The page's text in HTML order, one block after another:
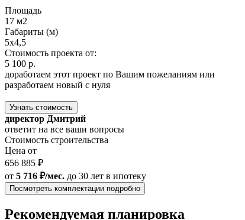
Площадь
17 м2
Габариты (м)
5x4,5
Стоимость проекта от:
5 100 р.
доработаем этот проект по Вашим пожеланиям или
разработаем новый с нуля
Узнать стоимость
директор Дмитрий
ответит на все ваши вопросы
Стоимость строительства
Цена от
656 885 ₽
от 5 716 ₽/мес. до 30 лет в ипотеку
Посмотреть комплектации подробно
Рекомендуемая планировка